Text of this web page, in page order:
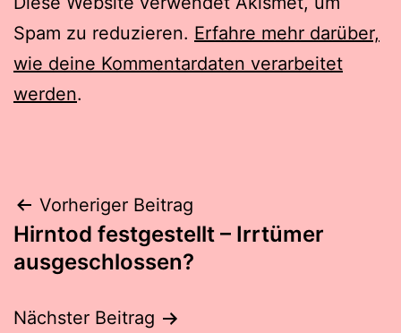
Spam zu reduzieren. Erfahre mehr darüber,
wie deine Kommentardaten verarbeitet
werden.
Beitragsnavigation
Vorheriger Beitrag
Hirntod festgestellt – Irrtümer
ausgeschlossen?
Nächster Beitrag